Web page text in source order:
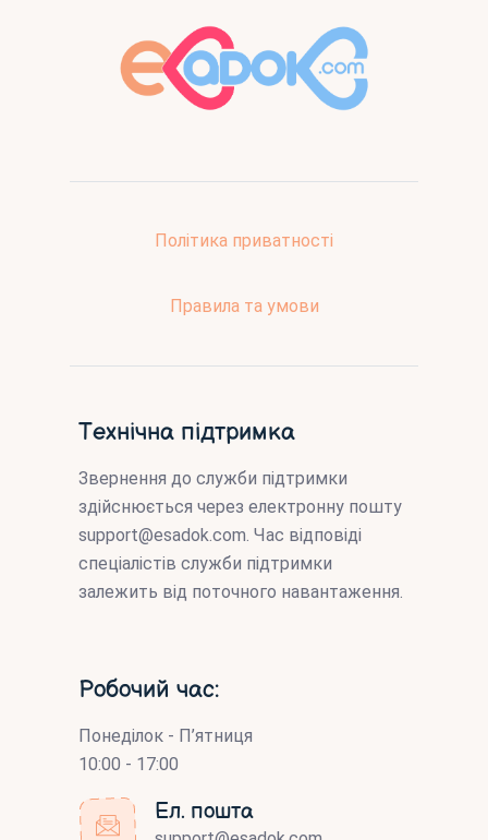
Політика приватності
Правила та умови
Технічна підтримка
Звернення до служби підтримки
здійснюється через електронну пошту
support@esadok.com . Час відповіді
спеціалістів служби підтримки
залежить від поточного навантаження.
Робочий час:
Понеділок - П’ятниця
10:00 - 17:00
Ел. пошта